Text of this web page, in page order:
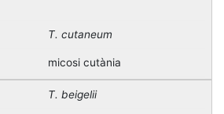
T. cutaneum
micosi cutània
T. beigelii